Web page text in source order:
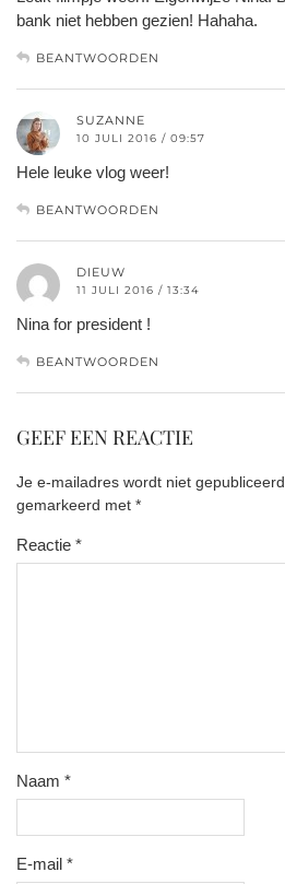
bank niet hebben gezien! Hahaha.
BEANTWOORDEN
SUZANNE
10 JULI 2016 / 09:57
Hele leuke vlog weer!
BEANTWOORDEN
DIEUW
11 JULI 2016 / 13:34
Nina for president !
BEANTWOORDEN
GEEF EEN REACTIE
Je e-mailadres wordt niet gepubliceerd.
gemarkeerd met *
Reactie *
Naam *
E-mail *